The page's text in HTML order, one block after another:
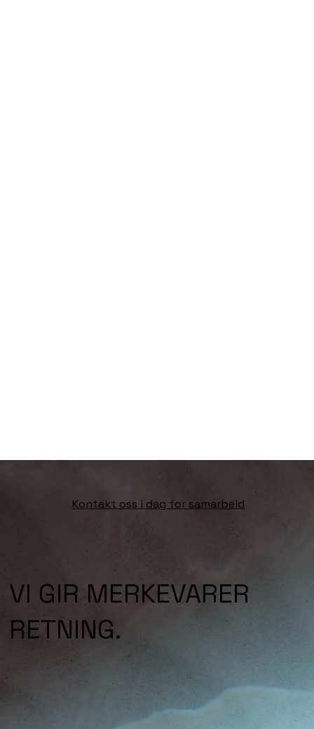
Kontakt oss i dag for samarbeid
VI GIR MERKEVARER
RETNING.